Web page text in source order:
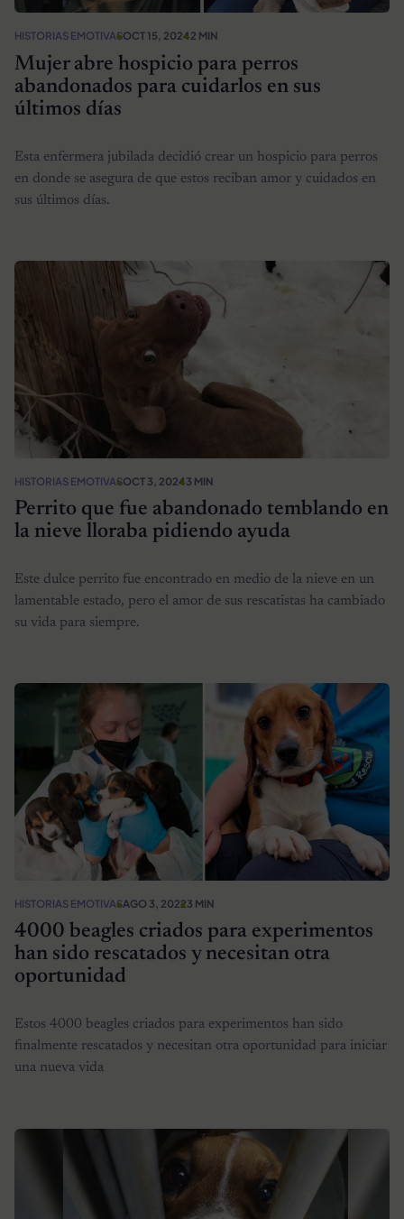
HISTORIAS EMOTIVASOCT 15, 20242 MIN
Mujer abre hospicio para perros
abandonados para cuidarlos en sus
últimos días
Esta enfermera jubilada decidió crear un hospicio para perros
en donde se asegura de que estos reciban amor y cuidados en
sus últimos días.
HISTORIAS EMOTIVASOCT 3, 20243 MIN
Perrito que fue abandonado temblando en
la nieve lloraba pidiendo ayuda
Este dulce perrito fue encontrado en medio de la nieve en un
lamentable estado, pero el amor de sus rescatistas ha cambiado
su vida para siempre.
HISTORIAS EMOTIVASAGO 3, 20223 MIN
4000 beagles criados para experimentos
han sido rescatados y necesitan otra
oportunidad
Estos 4000 beagles criados para experimentos han sido
finalmente rescatados y necesitan otra oportunidad para iniciar
una nueva vida